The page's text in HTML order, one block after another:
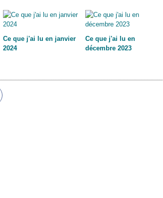
Ce que j'ai lu en janvier
2024
Ce que j'ai lu en
décembre 2023